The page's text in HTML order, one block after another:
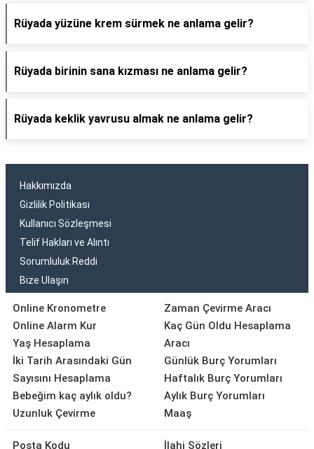
Rüyada yüzüne krem sürmek ne anlama gelir?
Rüyada birinin sana kızması ne anlama gelir?
Rüyada keklik yavrusu almak ne anlama gelir?
Hakkımızda
Gizlilik Politikası
Kullanıcı Sözleşmesi
Telif Hakları ve Alıntı
Sorumluluk Reddi
Bize Ulaşın
Online Kronometre
Online Alarm Kur
Yaş Hesaplama
İki Tarih Arasındaki Gün
Sayısını Hesaplama
Bebeğim kaç aylık oldu?
Uzunluk Çevirme
Zaman Çevirme Aracı
Kaç Gün Oldu Hesaplama
Aracı
Günlük Burç Yorumları
Haftalık Burç Yorumları
Aylık Burç Yorumları
Maaş
Posta Kodu
İlahi Sözleri